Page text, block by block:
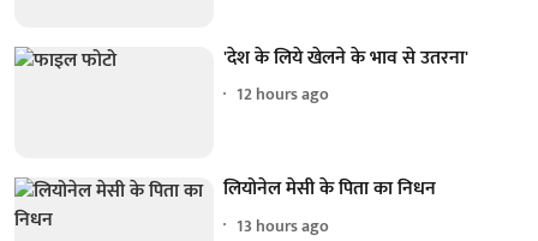
'देश के लिये खेलने के भाव से उतरना'
12 hours ago
लियोनेल मेसी के पिता का निधन
13 hours ago